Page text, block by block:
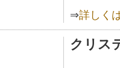
⇒詳しく
クリス